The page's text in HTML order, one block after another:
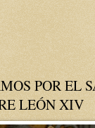
POR EL
LEÓN XIV